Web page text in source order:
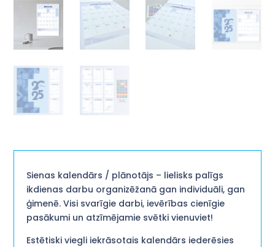
Sienas kalendārs / plānotājs – lielisks palīgs
ikdienas darbu organizēžanā gan individuāli, gan
ģimenē. Visi svarīgie darbi, ievērības cienīgie
pasākumi un atzīmējamie svētki vienuviet!
Estētiski viegli iekrāsotais kalendārs iederēsies